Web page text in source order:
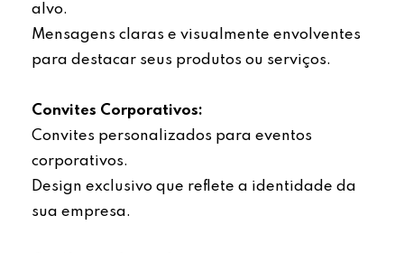
alvo.
Mensagens claras e visualmente envolventes
para destacar seus produtos ou serviços.
Convites Corporativos:
Convites personalizados para eventos
corporativos.
Design exclusivo que reflete a identidade da
sua empresa.